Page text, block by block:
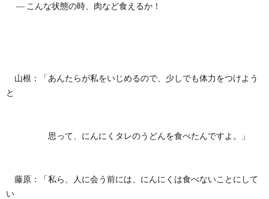
― こんな状態の時、肉など食えるか！
山根：「あんたらが私をいじめるので、少しでも体力をつけよう
と
思って、にんにくタレのうどんを食べたんですよ。」
藤原：「私ら、人に会う前には、にんにくは食べないことにして
い